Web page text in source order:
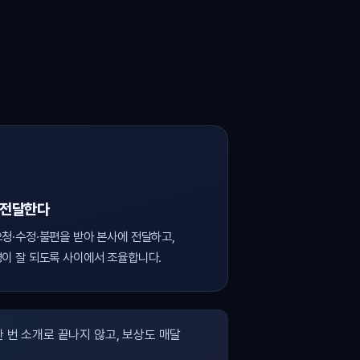
달한다
·수정·불편을 받아 본사에 전달하고,
잘 되도록 사이에서 조율합니다.
번 소개로 끝나지 않고, 보상도 매달